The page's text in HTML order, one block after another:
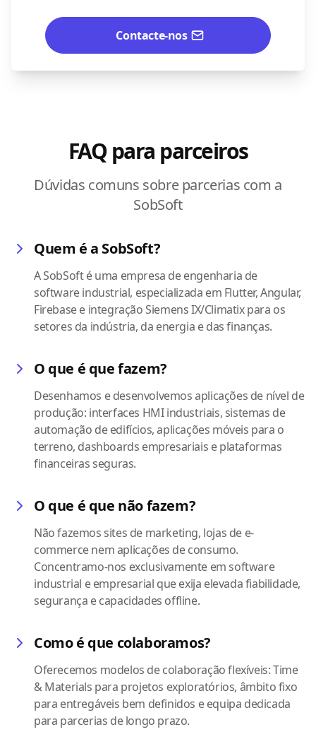
Contacte-nos
FAQ para parceiros
Dúvidas comuns sobre parcerias com a
SobSoft
Quem é a SobSoft?
A SobSoft é uma empresa de engenharia de
software industrial, especializada em Flutter, Angular,
Firebase e integração Siemens IX/Climatix para os
setores da indústria, da energia e das finanças.
O que é que fazem?
Desenhamos e desenvolvemos aplicações de nível de
produção: interfaces HMI industriais, sistemas de
automação de edifícios, aplicações móveis para o
terreno, dashboards empresariais e plataformas
financeiras seguras.
O que é que não fazem?
Não fazemos sites de marketing, lojas de e-
commerce nem aplicações de consumo.
Concentramo-nos exclusivamente em software
industrial e empresarial que exija elevada fiabilidade,
segurança e capacidades offline.
Como é que colaboramos?
Oferecemos modelos de colaboração flexíveis: Time
& Materials para projetos exploratórios, âmbito fixo
para entregáveis bem definidos e equipa dedicada
para parcerias de longo prazo.